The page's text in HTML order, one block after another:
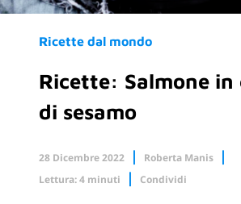
Ricette dal mondo
Ricette: Salmone in
di sesamo
28 Dicembre 2022
Roberta Manis
Lettura: 4 minuti
Condividi